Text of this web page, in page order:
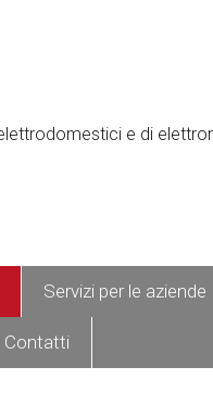
Servizi per le aziende
Contatti